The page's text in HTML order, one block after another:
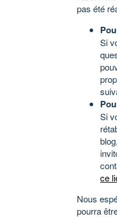
pas été
Si
Si
ce
Nous
pourra